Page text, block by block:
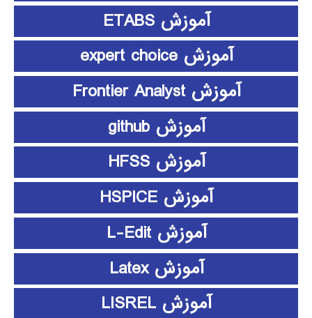
آموزش ETABS
آموزش expert choice
آموزش Frontier Analyst
آموزش github
آموزش HFSS
آموزش HSPICE
آموزش L-Edit
آموزش Latex
آموزش LISREL